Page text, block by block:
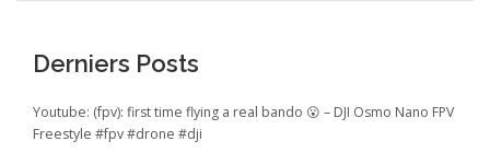
t
Derniers Posts
Youtube: (fpv): first time flying a real bando 😮 – DJI Osmo Nano FPV
Freestyle #fpv #drone #dji